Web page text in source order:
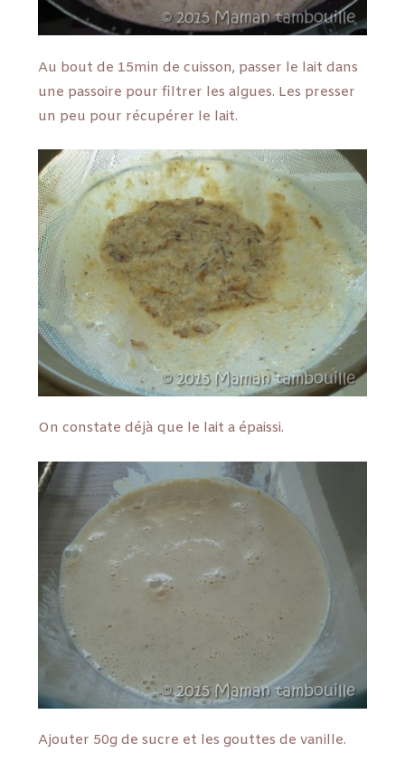
Au bout de 15min de cuisson, passer le lait dans
une passoire pour filtrer les algues. Les presser
un peu pour récupérer le lait.
On constate déjà que le lait a épaissi.
Ajouter 50g de sucre et les gouttes de vanille.